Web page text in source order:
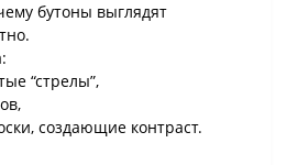
бутоны выглядят
“стрелы”,
создающие контраст.